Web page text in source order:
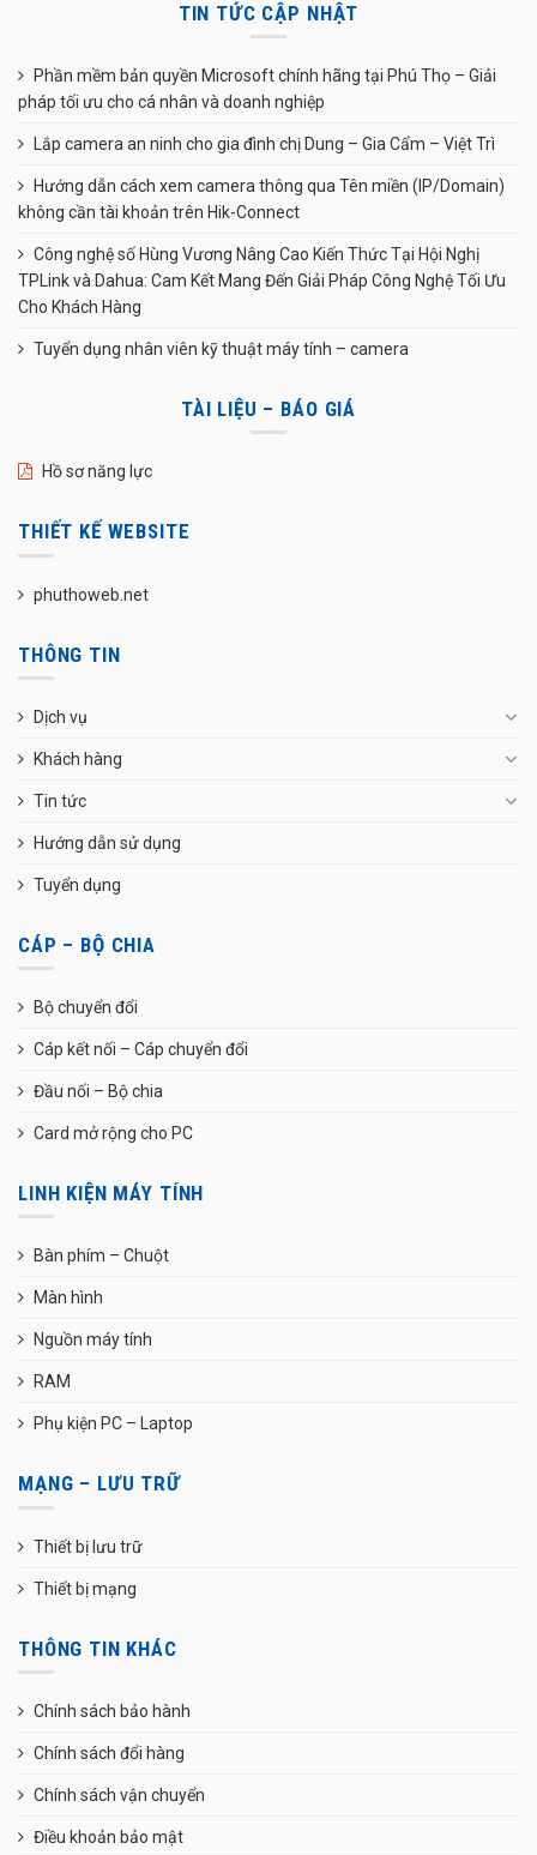
TIN TỨC CẬP NHẬT
Phần mềm bản quyền Microsoft chính hãng tại Phú Thọ – Giải
pháp tối ưu cho cá nhân và doanh nghiệp
Lắp camera an ninh cho gia đình chị Dung – Gia Cẩm – Việt Trì
Hướng dẫn cách xem camera thông qua Tên miền (IP/Domain)
không cần tài khoản trên Hik-Connect
Công nghệ số Hùng Vương Nâng Cao Kiến Thức Tại Hội Nghị
TPLink và Dahua: Cam Kết Mang Đến Giải Pháp Công Nghệ Tối Ưu
Cho Khách Hàng
Tuyển dụng nhân viên kỹ thuật máy tính – camera
TÀI LIỆU – BÁO GIÁ
Hồ sơ năng lực
THIẾT KẾ WEBSITE
phuthoweb.net
THÔNG TIN
Dịch vụ
Khách hàng
Tin tức
Hướng dẫn sử dụng
Tuyển dụng
CÁP – BỘ CHIA
Bộ chuyển đổi
Cáp kết nối – Cáp chuyển đổi
Đầu nối – Bộ chia
Card mở rộng cho PC
LINH KIỆN MÁY TÍNH
Bàn phím – Chuột
Màn hình
Nguồn máy tính
RAM
Phụ kiện PC – Laptop
MẠNG – LƯU TRỮ
Thiết bị lưu trữ
Thiết bị mạng
THÔNG TIN KHÁC
Chính sách bảo hành
Chính sách đổi hàng
Chính sách vận chuyển
Điều khoản bảo mật